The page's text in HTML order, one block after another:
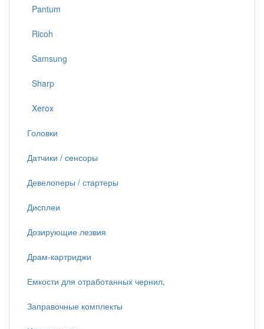
Pantum
Ricoh
Samsung
Sharp
Xerox
Головки
Датчики / сенсоры
Девелоперы / стартеры
Дисплеи
Дозирующие лезвия
Драм-картриджи
Емкости для отработанных чернил,
Заправочные комплекты